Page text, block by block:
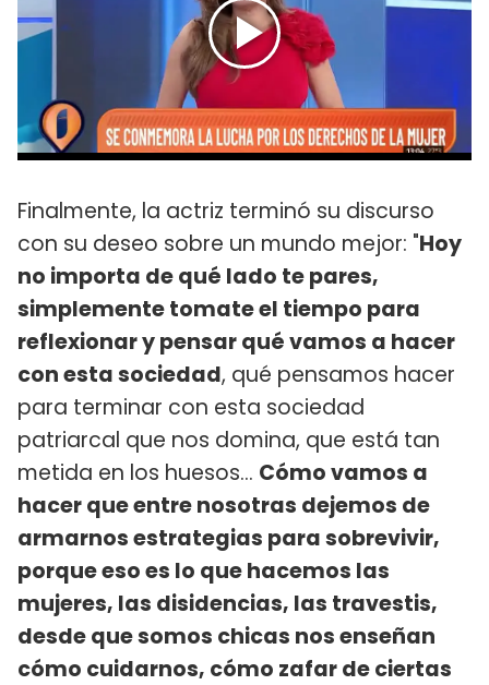
Finalmente, la actriz terminó su discurso
con su deseo sobre un mundo mejor: "Hoy
no importa de qué lado te pares,
simplemente tomate el tiempo para
reflexionar y pensar qué vamos a hacer
con esta sociedad, qué pensamos hacer
para terminar con esta sociedad
patriarcal que nos domina, que está tan
metida en los huesos... Cómo vamos a
hacer que entre nosotras dejemos de
armarnos estrategias para sobrevivir,
porque eso es lo que hacemos las
mujeres, las disidencias, las travestis,
desde que somos chicas nos enseñan
cómo cuidarnos, cómo zafar de ciertas